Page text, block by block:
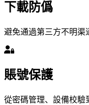
下載防僞
避免通過第三方不明渠
賬號保護
從密碼管理、設備校驗